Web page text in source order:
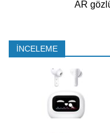
AR
İNCELEME